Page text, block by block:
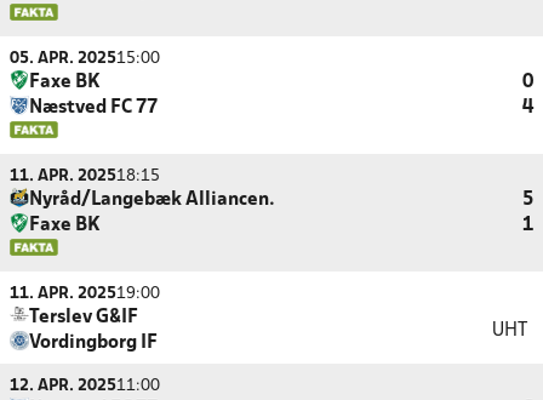
05. APR. 202515:00
Faxe BK
0
Næstved FC 77
4
11. APR. 202518:15
Nyråd/Langebæk Alliancen.
5
Faxe BK
1
11. APR. 202519:00
Terslev G&IF
Vordingborg IF
UHT
12. APR. 202511:00